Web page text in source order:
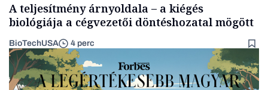
A teljesítmény árnyoldala – a kiégés
biológiája a cégvezetői döntéshozatal mögött
BioTechUSA 4 perc